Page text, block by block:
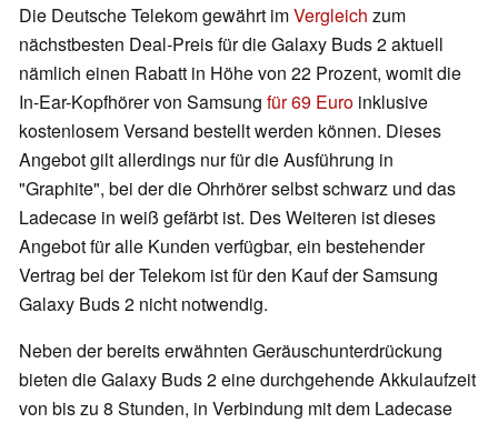
Die Deutsche Telekom gewährt imVergleich zum
nächstbesten Deal-Preis für die Galaxy Buds 2 aktuell
nämlich einen Rabatt in Höhe von 22 Prozent, womit die
In-Ear-Kopfhörer von Samsung für 69 Euro inklusive
kostenlosem Versand bestellt werden können. Dieses
Angebot gilt allerdings nur für die Ausführung in
"Graphite", bei der die Ohrhörer selbst schwarz und das
Ladecase in weiß gefärbt ist. Des Weiteren ist dieses
Angebot für alle Kunden verfügbar, ein bestehender
Vertrag bei der Telekom ist für den Kauf der Samsung
Galaxy Buds 2 nicht notwendig.
Neben der bereits erwähnten Geräuschunterdrückung
bieten die Galaxy Buds 2 eine durchgehende Akkulaufzeit
von bis zu 8 Stunden, in Verbindung mit dem Ladecase